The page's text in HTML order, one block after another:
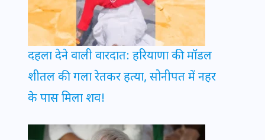
दहला देने वाली वारदात: हरियाणा की मॉडल
शीतल की गला रेतकर हत्या, सोनीपत में नहर
के पास मिला शव!